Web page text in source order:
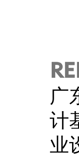
广
计
业